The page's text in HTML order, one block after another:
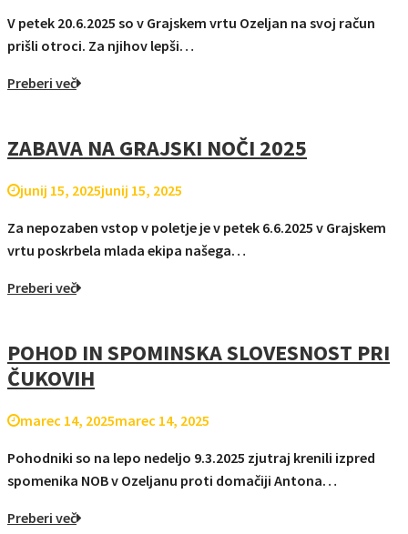
V petek 20.6.2025 so v Grajskem vrtu Ozeljan na svoj račun
prišli otroci. Za njihov lepši…
Preberi več
ZABAVA NA GRAJSKI NOČI 2025
junij 15, 2025junij 15, 2025
Za nepozaben vstop v poletje je v petek 6.6.2025 v Grajskem
vrtu poskrbela mlada ekipa našega…
Preberi več
POHOD IN SPOMINSKA SLOVESNOST PRI
ČUKOVIH
marec 14, 2025marec 14, 2025
Pohodniki so na lepo nedeljo 9.3.2025 zjutraj krenili izpred
spomenika NOB v Ozeljanu proti domačiji Antona…
Preberi več